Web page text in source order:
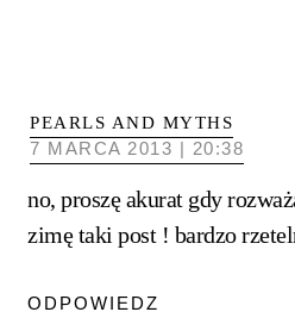
PEARLS AND MYTHS
7 MARCA 2013 | 20:38
no, proszę akurat gdy
zimę taki post ! bardzo
ODPOWIEDZ